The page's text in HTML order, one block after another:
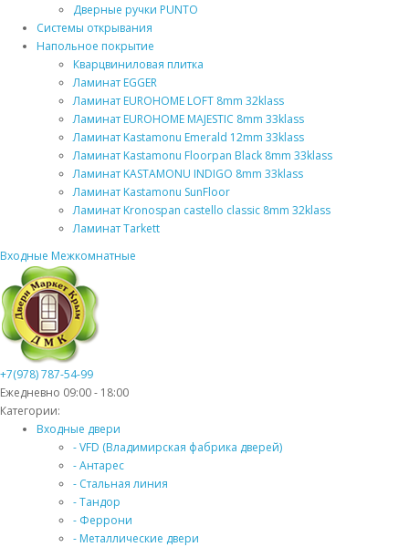
Дверные ручки PUNTO
Системы открывания
Напольное покрытие
Кварцвиниловая плитка
Ламинат EGGER
Ламинат EUROHOME LOFT 8mm 32klass
Ламинат EUROHOME MAJESTIC 8mm 33klass
Ламинат Kastamonu Emerald 12mm 33klass
Ламинат Kastamonu Floorpan Black 8mm 33klass
Ламинат KASTAMONU INDIGO 8mm 33klass
Ламинат Kastamonu SunFloor
Ламинат Kronospan castello classic 8mm 32klass
Ламинат Tarkett
Входные Межкомнатные
+7(978) 787-54-99
Ежедневно 09:00 - 18:00
Категории:
Входные двери
- VFD (Владимирская фабрика дверей)
- Антарес
- Стальная линия
- Тандор
- Феррони
- Металлические двери